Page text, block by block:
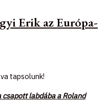
Erik az Európa-
tapsolunk!
labdába a Roland